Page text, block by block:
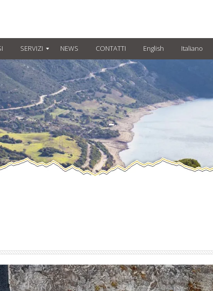
SERVIZI NEWS CONTATTI English Italiano
-